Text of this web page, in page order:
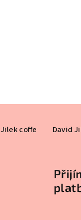
Jilek coffe David